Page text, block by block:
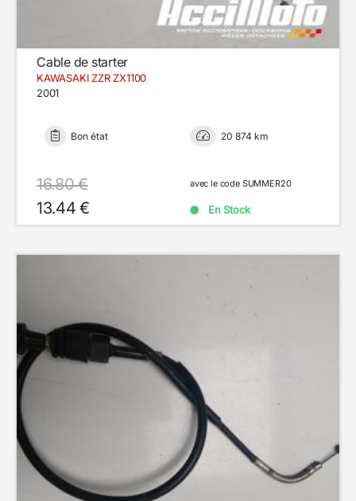
Cable de starter
KAWASAKI ZZR ZX1100
2001
Bon état 20 874 km
16.80 €
13.44 €
avec le code SUMMER20
En Stock